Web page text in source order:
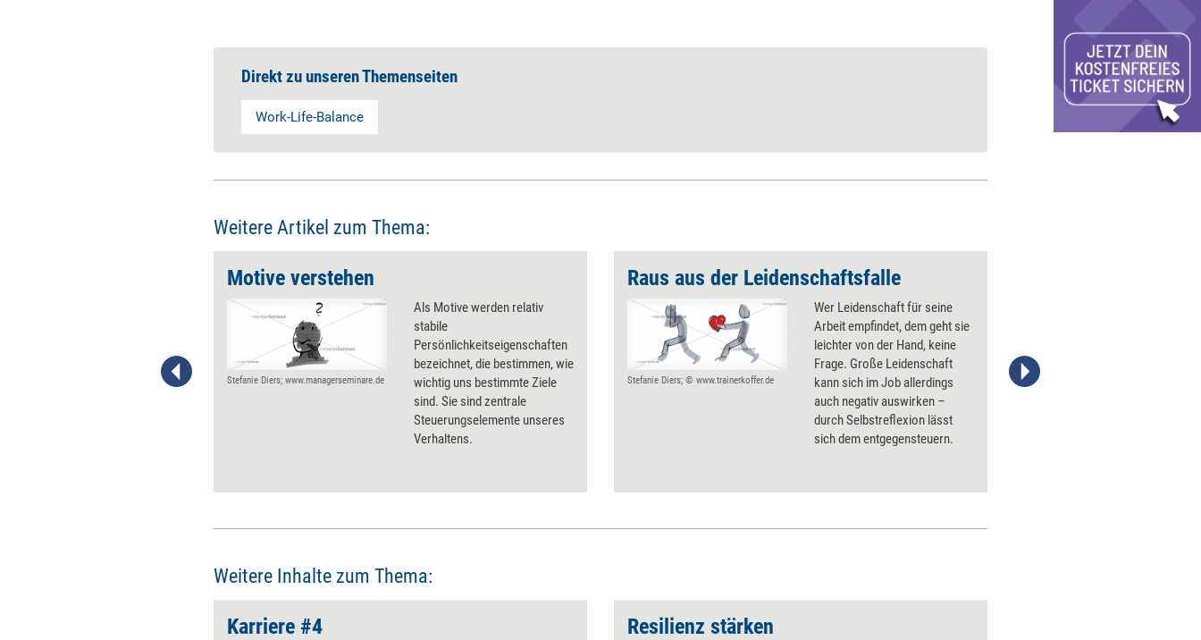
Direkt zu unseren Themenseiten
Work-Life-Balance
Weitere Artikel zum Thema:
aber gerade Beschäftigten, die
viel von zu Hause aus arbeiten,
Motive verstehen
Stefanie Diers; www.managerseminare.de
Als Motive werden relativ
stabile
Persönlichkeitseigenschaften
bezeichnet, die bestimmen, wie
wichtig uns bestimmte Ziele
sind. Sie sind zentrale
Steuerungselemente unseres
Verhaltens.
Raus aus der ­Leidenschaftsfalle
Stefanie Diers; © www.trainerkoffer.de
Wer Leidenschaft für seine
Arbeit empfindet, dem geht sie
leichter von der Hand, keine
Frage. Große Leidenschaft
kann sich im Job allerdings
auch negativ auswirken –
durch Selbstreflexion lässt
sich dem entgegensteuern.
Stefanie Diers; © www.trainerkoffer.de
Weitere Inhalte zum Thema:
Karriere #4 Resilienz stärken